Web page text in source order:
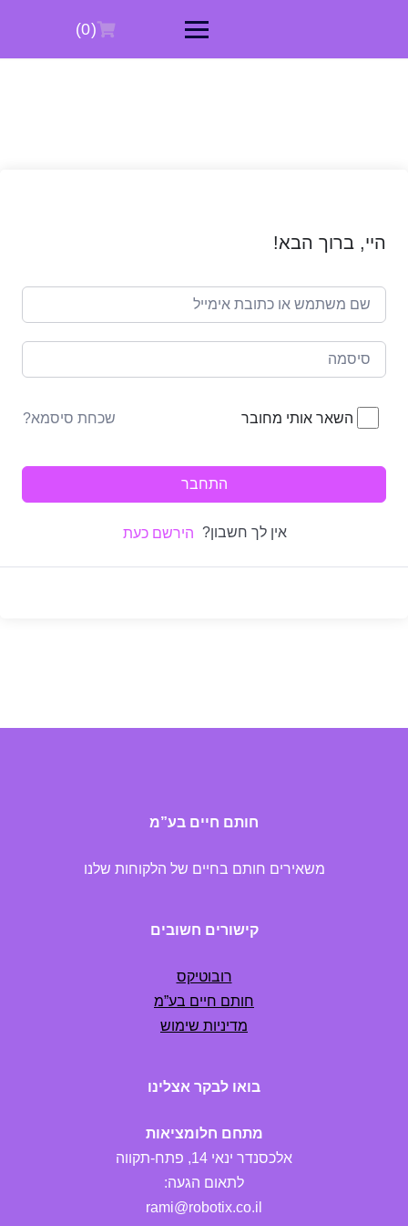
(0)
היי, ברוך הבא!
השאר אותי מחובר שכחת סיסמא?
התחבר
אין לך חשבון? הירשם כעת
חותם חיים בע”מ
משאירים חותם בחיים של הלקוחות שלנו
קישורים חשובים
רובוטיקס
חותם חיים בע”מ
מדיניות שימוש
בואו לבקר אצלינו
מתחם חלומציאות
אלכסנדר ינאי 14, פתח-תקווה
לתאום הגעה:
rami@robotix.co.il